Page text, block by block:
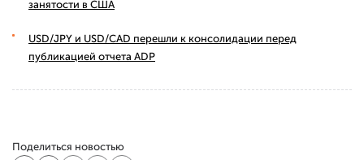
занятости в США
USD/JPY и USD/CAD перешли к консолидации перед
публикацией отчета ADP
Поделиться новостью